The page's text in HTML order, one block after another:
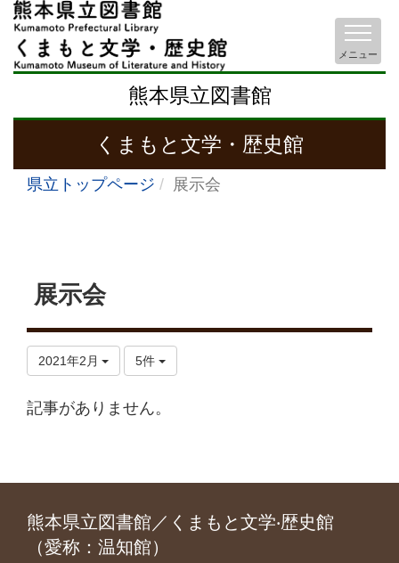
熊本県立図書館
くまもと文学・歴史館
メニュー
県立トップページ 展示会
展示会
2021年2月 5件
記事がありません。
熊本県立図書館／くまもと文学‧歴史館
（愛称：温知館）